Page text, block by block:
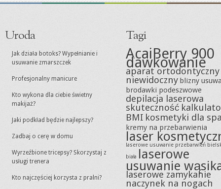
Uroda
Jak działa botoks? Wypełnianie i
usuwanie zmarszczek
Profesjonalny manicure
Kto wykona dla ciebie świetny
makijaż?
Jaki podkład będzie najlepszy?
Zadbaj o cerę w domu
Wyrzeźbione tricepsy? Skorzystaj z
usługi trenera
Kto najczęściej korzysta z pralni?
Tagi
AcaiBerry 900
dawkowanie
aparat ortodontyczny
niewidoczny blizny
brodawki podeszwowe
depilacja laserowa
skuteczność
BMI kosmetyki dla
kremy na przebarwienia
laser
laserowe usuwanie przebarwień
biała laserowe
usuwanie
laserowe zamykanie
naczynek na nogach